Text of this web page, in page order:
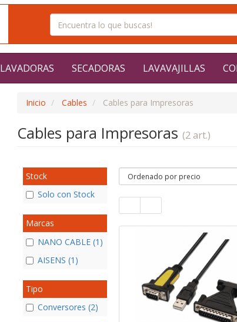
LAVADORAS SECADORAS LAVAVAJILLAS
Inicio Cables Cables para Impresoras
Cables para Impresoras (2 art.)
Stock
Solo con Stock
Marcas
NANO CABLE (1)
AISENS (1)
Tipo
Conversores (2)